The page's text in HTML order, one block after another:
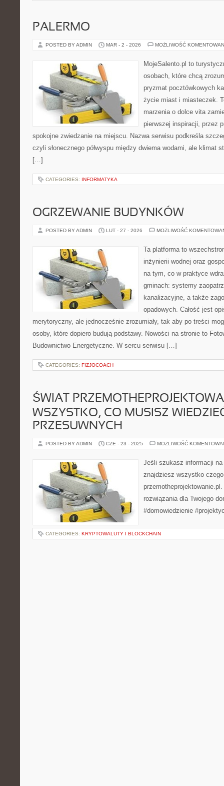
PALERMO
POSTED BY ADMIN MAR - 2 - 2026 MOŻLIWOŚĆ
MojeSalento.pl to
osobach, które chcą
pryzmat pocztówkowych
życie miast i miasteczek.
marzenia o dolce vita
pierwszej inspiracji, przez
spokojne zwiedzanie na miejscu. Nazwa serwisu podkreśla
czyli słonecznego półwyspu między dwiema wodami, ale klimat
[…]
CATEGORIES: INFORMATYKA
OGRZEWANIE BUDYNKÓW
POSTED BY ADMIN LUT - 27 - 2026 MOŻLIWOŚĆ
Ta platforma to
inżynierii wodnej oraz
na tym, co w praktyce
gminach: systemy
kanalizacyjne, a także
opadowych. Całość jest
merytoryczny, ale jednocześnie zrozumiały, tak aby po treści
osoby, które dopiero budują podstawy. Nowości na stronie to
Budownictwo Energetyczne. W sercu serwisu […]
CATEGORIES: FIZJOCOACH
ŚWIAT
WSZYSTKO, CO MUSISZ
PRZESUWNYCH
POSTED BY ADMIN CZE - 23 - 2025 MOŻLIWOŚĆ
Jeśli szukasz informacji
znajdziesz wszystko
rozwiązania dla Twojego
#domowiedzienie
CATEGORIES: KRYPTOWALUTY I BLOCKCHAIN